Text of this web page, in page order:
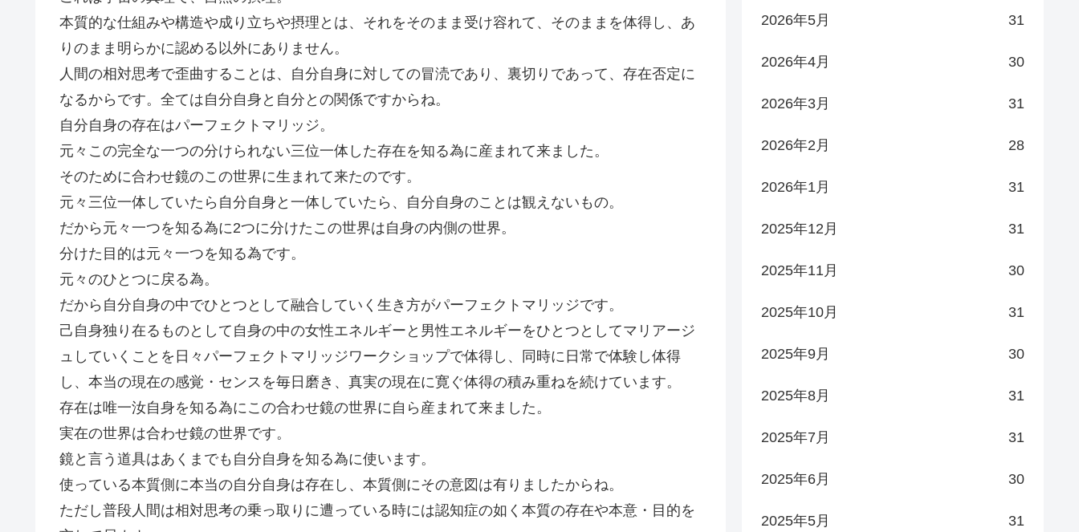
本質的な仕組みや構造や成り立ちや摂理とは、それをそのまま受け容れて、そのままを体得し、あ
りのまま明らかに認める以外にありません。
人間の相対思考で歪曲することは、自分自身に対しての冒涜であり、裏切りであって、存在否定に
なるからです。全ては自分自身と自分との関係ですからね。
自分自身の存在はパーフェクトマリッジ。
元々この完全な一つの分けられない三位一体した存在を知る為に産まれて来ました。
そのために合わせ鏡のこの世界に生まれて来たのです。
元々三位一体していたら自分自身と一体していたら、自分自身のことは観えないもの。
だから元々一つを知る為に2つに分けたこの世界は自身の内側の世界。
分けた目的は元々一つを知る為です。
元々のひとつに戻る為。
だから自分自身の中でひとつとして融合していく生き方がパーフェクトマリッジです。
己自身独り在るものとして自身の中の女性エネルギーと男性エネルギーをひとつとしてマリアージ
ュしていくことを日々パーフェクトマリッジワークショップで体得し、同時に日常で体験し体得
し、本当の現在の感覚・センスを毎日磨き、真実の現在に寛ぐ体得の積み重ねを続けています。
存在は唯一汝自身を知る為にこの合わせ鏡の世界に自ら産まれて来ました。
実在の世界は合わせ鏡の世界です。
鏡と言う道具はあくまでも自分自身を知る為に使います。
使っている本質側に本当の自分自身は存在し、本質側にその意図は有りましたからね。
ただし普段人間は相対思考の乗っ取りに遭っている時には認知症の如く本質の存在や本意・目的を
2026年5月 31
2026年4月 30
2026年3月 31
2026年2月 28
2026年1月 31
2025年12月 31
2025年11月 30
2025年10月 31
2025年9月 30
2025年8月 31
2025年7月 31
2025年6月 30
2025年5月 31